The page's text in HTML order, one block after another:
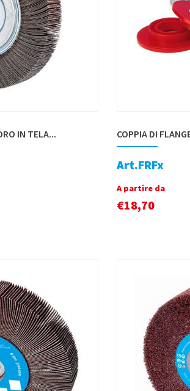
IN TELA... COPPIA DI
Art.FRFx
A partire da
€18,70